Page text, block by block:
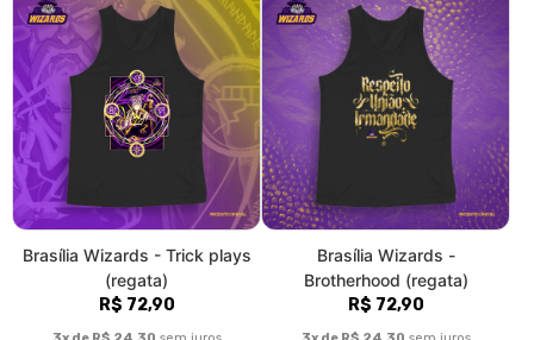
Brasília Wizards - Implacável
(regata)
R$ 72,90
3x de R$ 24,30 sem juros
Brasília Wizards - Candangos
(Plus size)
R$ 95,90
3x de R$ 31,97 sem juros
1 2 3 4 » >|